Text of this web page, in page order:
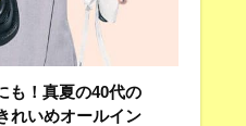
も！真夏の40代の
れいめオールイン